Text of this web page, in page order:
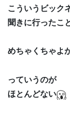
こういうビック
聞きに行ったこ
めちゃくちゃよ
っていうのが
ほとんどない